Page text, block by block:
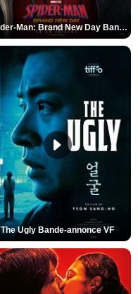
Spider-Man: Brand New Day Bande-annonce (3) VO STFR
The Ugly Bande-annonce VF